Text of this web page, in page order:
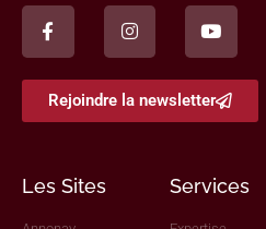
Rejoindre la newsletter
Les Sites Services